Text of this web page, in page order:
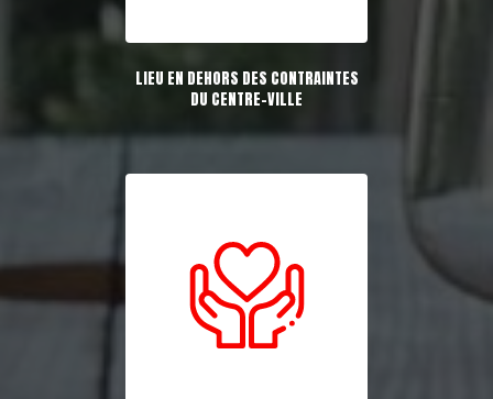
LIEU EN DEHORS DES CONTRAINTES
DU CENTRE-VILLE